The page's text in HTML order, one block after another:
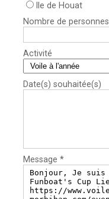
Ile de Houat
Nombre de personnes
Activité
Date(s) souhaitée(s)
Message *